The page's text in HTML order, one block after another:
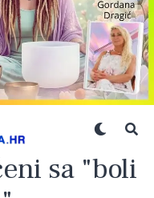
sa "boli